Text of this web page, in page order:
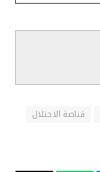
قناصة الاحتلال